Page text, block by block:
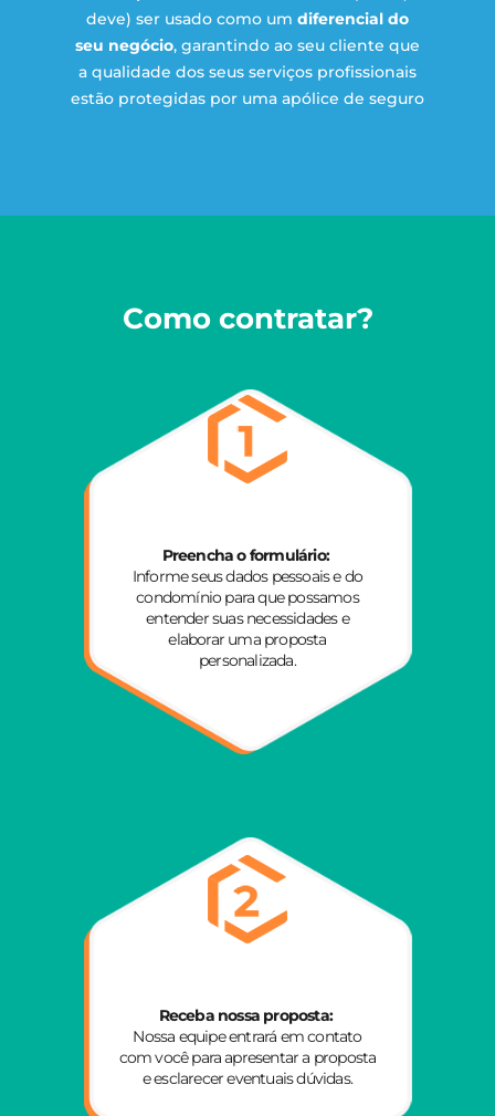
deve) ser usado como um diferencial do
seu negócio, garantindo ao seu cliente que
a qualidade dos seus serviços profissionais
estão protegidas por uma apólice de seguro
Como contratar?
Preencha o formulário:
Informe seus dados pessoais e do
condomínio para que possamos
entender suas necessidades e
elaborar uma proposta
personalizada.
Receba nossa proposta:
Nossa equipe entrará em contato
com você para apresentar a proposta
e esclarecer eventuais dúvidas.